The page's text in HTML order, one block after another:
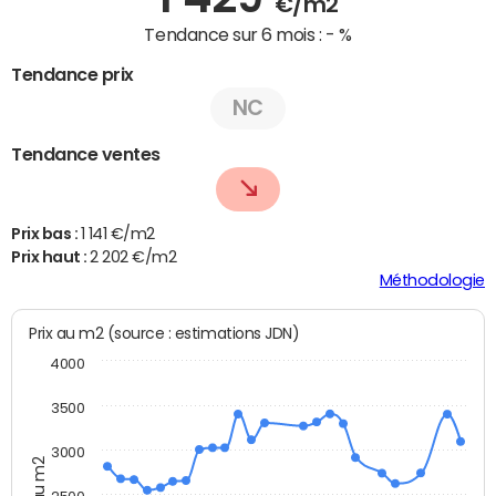
€/m2
Tendance sur 6 mois : - %
Tendance prix
NC
Tendance ventes
Prix bas : 1 141 €/m2
Prix haut :2 202 €/m2
Méthodologie
Prix au m2 (source : estimations JDN)
3000
3500
4000